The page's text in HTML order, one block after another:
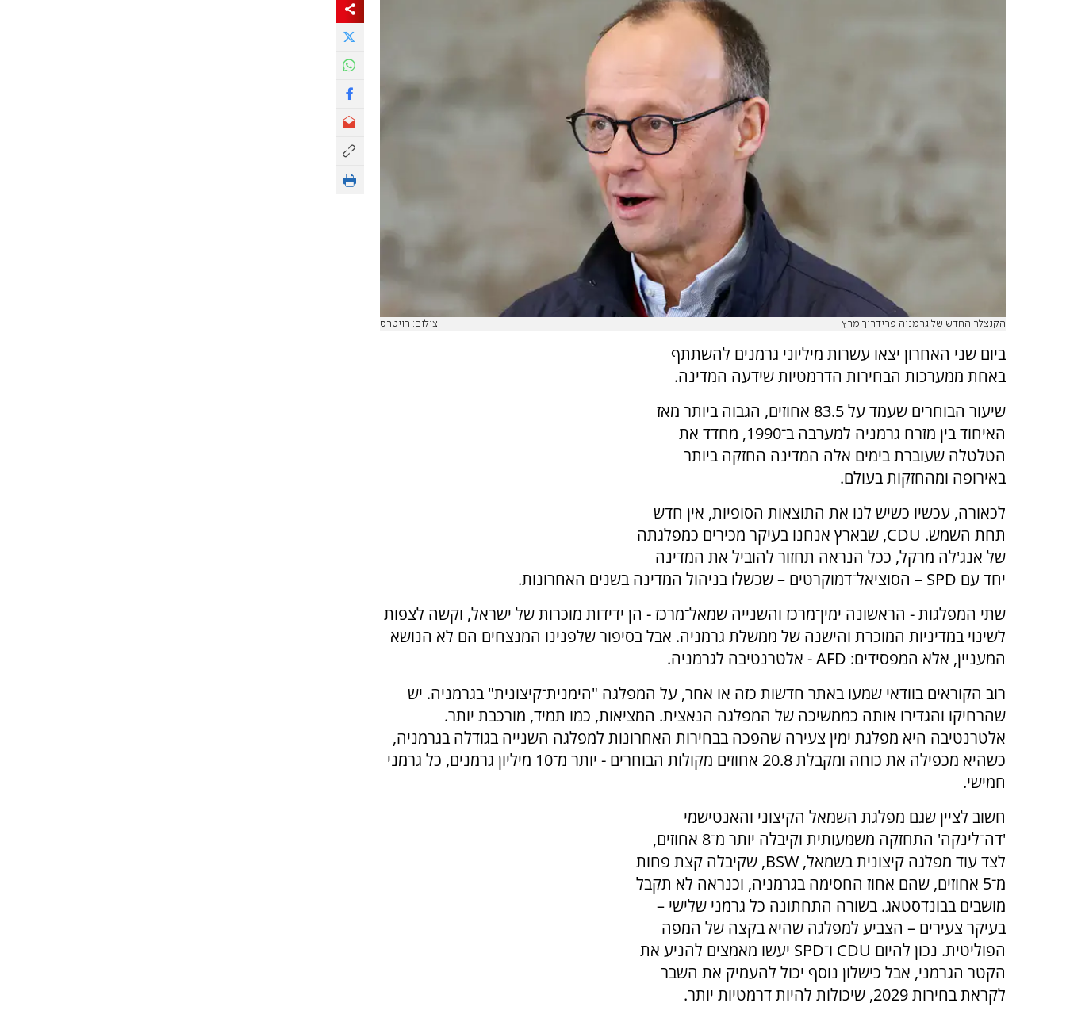
הקנצלר החדש של גרמניה פרידריך מרץ צילום: רויטרס
ביום שני האחרון יצאו עשרות מיליוני גרמנים להשתתף
באחת ממערכות הבחירות הדרמטיות שידעה המדינה.
שיעור הבוחרים שעמד על 83.5 אחוזים, הגבוה ביותר מאז
האיחוד בין מזרח גרמניה למערבה ב־1990, מחדד את
הטלטלה שעוברת בימים אלה המדינה החזקה ביותר
באירופה ומהחזקות בעולם.
לכאורה, עכשיו כשיש לנו את התוצאות הסופיות, אין חדש
תחת השמש. CDU, שבארץ אנחנו בעיקר מכירים כמפלגתה
של אנג'לה מרקל, ככל הנראה תחזור להוביל את המדינה
יחד עם SPD – הסוציאל־דמוקרטים – שכשלו בניהול המדינה בשנים האחרונות.
שתי המפלגות - הראשונה ימין־מרכז והשנייה שמאל־מרכז - הן ידידות מוכרות של ישראל, וקשה לצפות
לשינוי במדיניות המוכרת והישנה של ממשלת גרמניה. אבל בסיפור שלפנינו המנצחים הם לא הנושא
המעניין, אלא המפסידים: AFD- אלטרנטיבה לגרמניה.
רוב הקוראים בוודאי שמעו באתר חדשות כזה או אחר, על המפלגה "הימנית־קיצונית" בגרמניה. יש
שהרחיקו והגדירו אותה כממשיכה של המפלגה הנאצית. המציאות, כמו תמיד, מורכבת יותר.
אלטרנטיבה היא מפלגת ימין צעירה שהפכה בבחירות האחרונות למפלגה השנייה בגודלה בגרמניה,
כשהיא מכפילה את כוחה ומקבלת 20.8 אחוזים מקולות הבוחרים - יותר מ־10 מיליון גרמנים, כל גרמני
חמישי.
חשוב לציין שגם מפלגת השמאל הקיצוני והאנטישמי
'דה־לינקה' התחזקה משמעותית וקיבלה יותר מ־8 אחוזים,
לצד עוד מפלגה קיצונית בשמאל, BSW, שקיבלה קצת פחות
מ־5 אחוזים, שהם אחוז החסימה בגרמניה, וכנראה לא תקבל
מושבים בבונדסטאג. בשורה התחתונה כל גרמני שלישי –
בעיקר צעירים – הצביע למפלגה שהיא בקצה של המפה
הפוליטית. נכון להיום CDU ו־SPD יעשו מאמצים להניע את
הקטר הגרמני, אבל כישלון נוסף יכול להעמיק את השבר
לקראת בחירות 2029, שיכולות להיות דרמטיות יותר.